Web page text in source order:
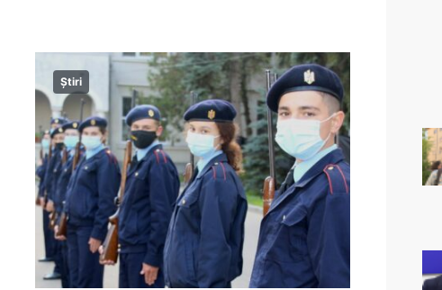
Știri